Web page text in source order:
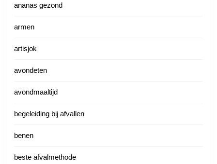
ananas gezond
armen
artisjok
avondeten
avondmaaltijd
begeleiding bij afvallen
benen
beste afvalmethode